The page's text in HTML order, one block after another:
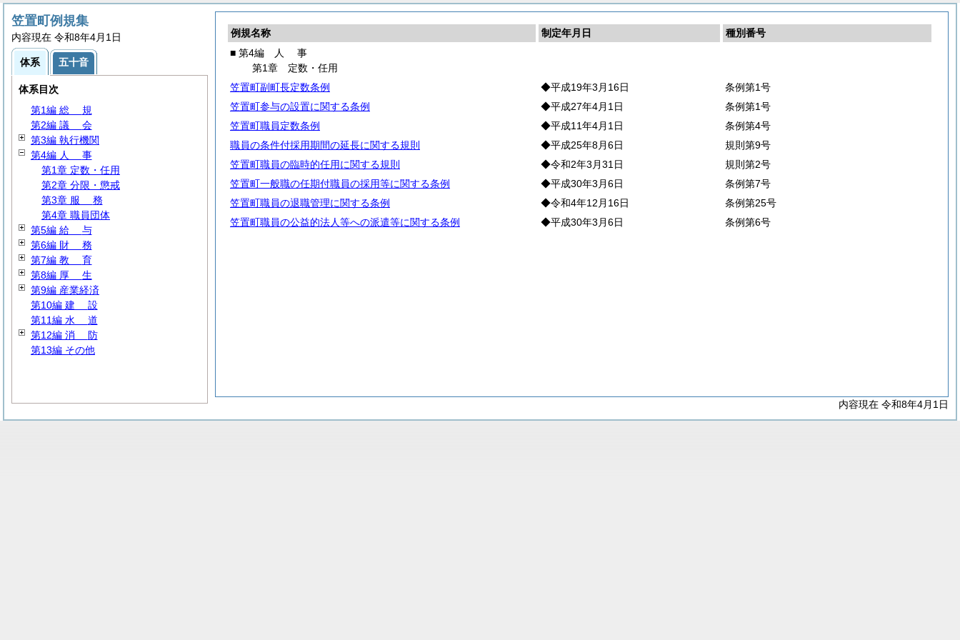
例規名称 制定年月日
種別番号
■ 第4編
人 事
第1章 定数・任用
笠置町副町長定数条例
◆平成19年3月16日
条例第1号
笠置町参与の設置に関する条例
◆平成27年4月1日
条例第1号
笠置町職員定数条例
◆平成11年4月1日
条例第4号
職員の条件付採用期間の延長に関する規則
◆平成25年8月6日
規則第9号
笠置町職員の臨時的任用に関する規則
◆令和2年3月31日
規則第2号
笠置町一般職の任期付職員の採用等に関する条例
◆平成30年3月6日
条例第7号
笠置町職員の退職管理に関する条例
◆令和4年12月16日
条例第25号
笠置町職員の公益的法人等への派遣等に関する条例
◆平成30年3月6日 条例第6号
内容現在 令和8年4月1日
笠置町例規集
内容現在 令和8年4月1日
体系 五十音
体系目次
第1編 総 規
第2編 議 会
第3編 執行機関
第4編 人 事
第1章 定数・任用
第2章 分限・懲戒
第3章 服 務
第4章 職員団体
第5編 給 与
第6編 財 務
第7編 教 育
第8編 厚 生
第9編 産業経済
第10編 建 設
第11編 水 道
第12編 消 防
第13編 その他